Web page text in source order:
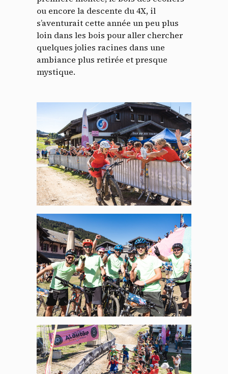
ou encore la descente du 4X, il
s’aventurait cette année un peu plus
loin dans les bois pour aller chercher
quelques jolies racines dans une
ambiance plus retirée et presque
mystique.